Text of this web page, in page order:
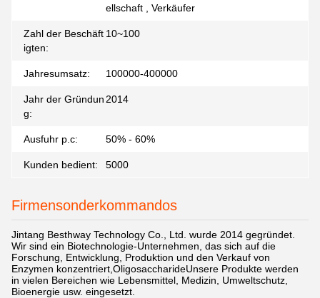
ellschaft , Verkäufer
Zahl der Beschäft
igten:
10~100
Jahresumsatz: 100000-400000
Jahr der Gründun
g:
2014
Ausfuhr p.c: 50% - 60%
Kunden bedient: 5000
Firmensonderkommandos
Jintang Besthway Technology Co., Ltd. wurde 2014 gegründet.
Wir sind ein Biotechnologie-Unternehmen, das sich auf die
Forschung, Entwicklung, Produktion und den Verkauf von
Enzymen konzentriert,OligosaccharideUnsere Produkte werden
in vielen Bereichen wie Lebensmittel, Medizin, Umweltschutz,
Bioenergie usw. eingesetzt.